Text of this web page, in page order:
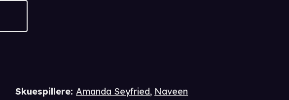
Skuespillere:Amanda Seyfried, Naveen